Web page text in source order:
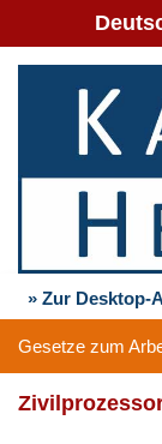
» Zur Desktop-
Gesetze zum